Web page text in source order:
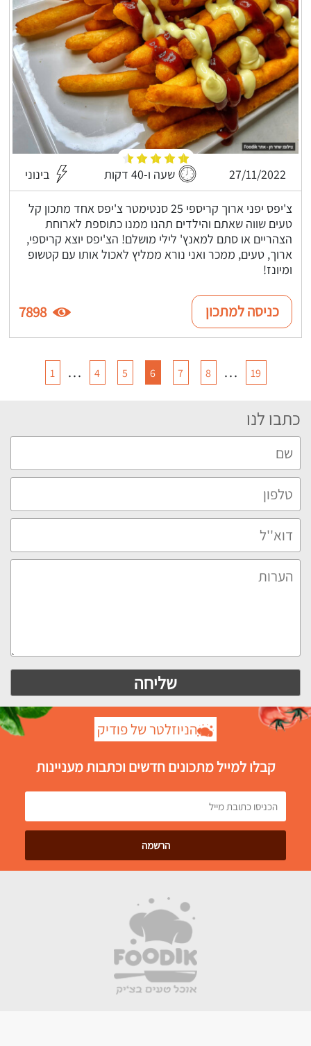
27/11/2022 שעה ו-40 דקות בינוני
צ'יפס יפני ארוך קריספי 25 סנטימטר צ'יפס אחד מתכון קל
טעים שווה שאתם והילדים תהנו ממנו כתוספת לארוחת
הצהריים או סתם למאנץ' לילי מושלם! הצ'יפס יוצא קריספי,
ארוך, טעים, ממכר ואני נורא ממליץ לאכול אותו עם קטשופ
ומיונז!
כניסה למתכון 7898
1 … 4 5 6 7 8 … 19
כתבו לנו
הניוזלטר של פודיק
קבלו למייל מתכונים חדשים וכתבות מעניינות